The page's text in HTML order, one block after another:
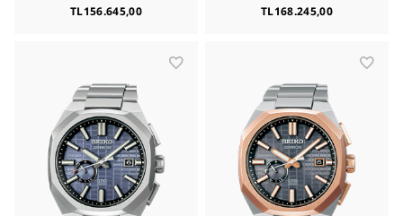
TL156.645,00 TL168.245,00